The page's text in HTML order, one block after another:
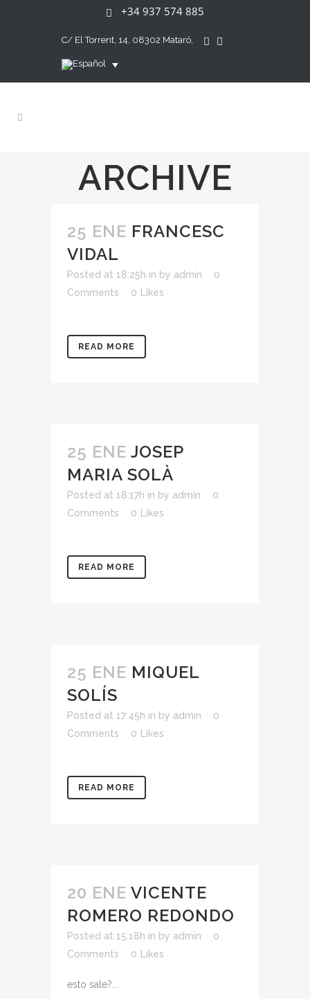
+34 937 574 885
C/ El Torrent, 14, 08302 Mataró,
ARCHIVE
25 ENE FRANCESC
VIDAL
Posted at 18:25h in by admin
0
Comments
0 Likes
READ MORE
25 ENE JOSEP
MARIA SOLÀ
Posted at 18:17h in by admin
0
Comments
0 Likes
READ MORE
25 ENE MIQUEL
SOLÍS
Posted at 17:45h in by admin
0
Comments
0 Likes
READ MORE
20 ENE VICENTE
ROMERO REDONDO
Posted at 15:18h in by admin
0
Comments
0 Likes
esto sale?...